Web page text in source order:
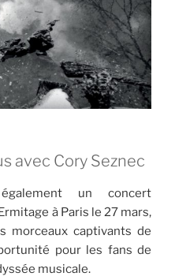
avec Cory Seznec
un concert
à Paris le 27 mars,
morceaux captivants de
pour les fans de
musicale.